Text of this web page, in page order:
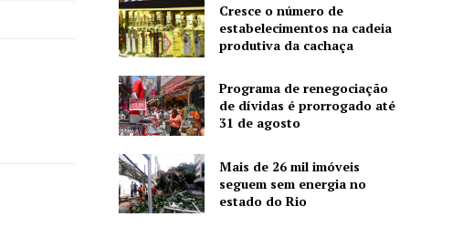
Cresce o número de
estabelecimentos na cadeia
produtiva da cachaça
Programa de renegociação
de dívidas é prorrogado até
31 de agosto
Mais de 26 mil imóveis
seguem sem energia no
estado do Rio